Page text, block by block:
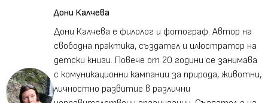
Дони Калчева
Дони Калчева е филолог и фотограф. Автор на
свободна практика, създател и илюстратор на
детски книги. Повече от 20 години се занимава
с комуникационни кампании за природа, животни,
личностно развитие в различни